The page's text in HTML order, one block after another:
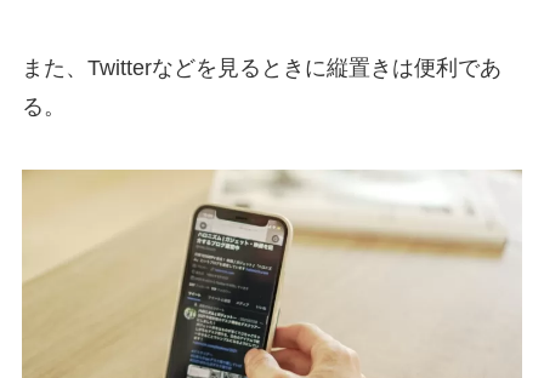
また、Twitterなどを見るときに縦置きは便利であ
る。